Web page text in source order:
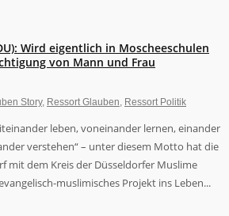
Wird eigentlich in Moscheeschulen
von Mann und Frau
Story, Ressort Glauben Ressort Politik
leben, voneinander lernen, einander
verstehen“ – unter diesem Motto hat die
mit dem Kreis der Düsseldorfer Muslime
muslimisches Projekt ins Leben...